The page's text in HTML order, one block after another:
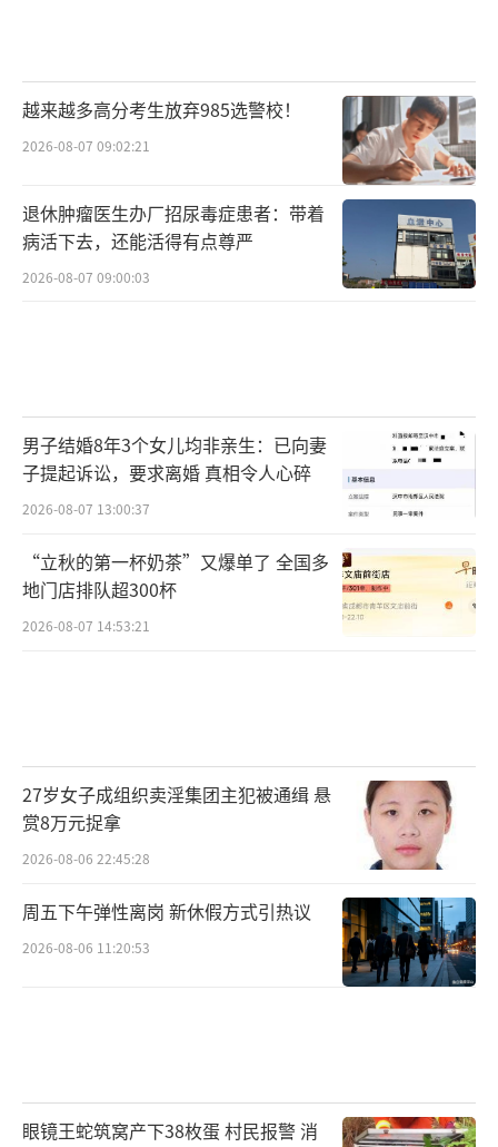
越来越多高分考生放弃985选警校！
2026-08-07 09:02:21
退休肿瘤医生办厂招尿毒症患者：带着
病活下去，还能活得有点尊严
2026-08-07 09:00:03
男子结婚8年3个女儿均非亲生：已向妻
子提起诉讼，要求离婚 真相令人心碎
2026-08-07 13:00:37
“立秋的第一杯奶茶”又爆单了 全国多
地门店排队超300杯
2026-08-07 14:53:21
27岁女子成组织卖淫集团主犯被通缉 悬
赏8万元捉拿
2026-08-06 22:45:28
周五下午弹性离岗 新休假方式引热议
2026-08-06 11:20:53
眼镜王蛇筑窝产下38枚蛋 村民报警 消